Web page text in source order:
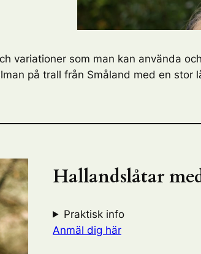
som man kan använda
på trall från Småland med en
Hallandslåtar
Praktisk info
Anmäl dig här